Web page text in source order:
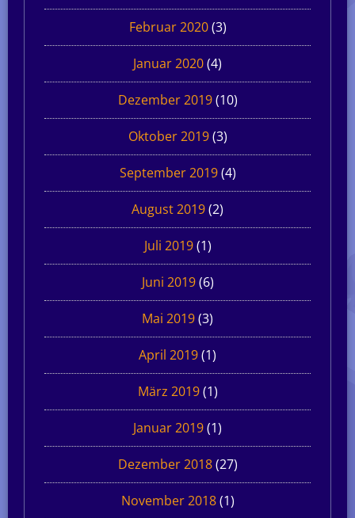
Februar 2020(3)
Januar 2020(4)
Dezember 2019(10)
Oktober 2019(3)
September 2019(4)
August 2019(2)
Juli 2019(1)
Juni 2019(6)
Mai 2019(3)
April 2019(1)
März 2019(1)
Januar 2019(1)
Dezember 2018(27)
November 2018(1)